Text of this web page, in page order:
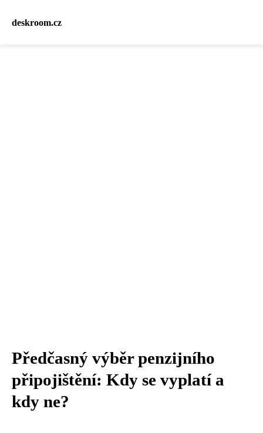
deskroom.cz
Předčasný výběr penzijního
připojištění: Kdy se vyplatí a
kdy ne?